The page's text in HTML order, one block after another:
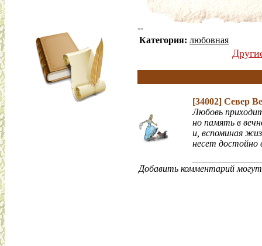
--
Категория: любовная
[34002] Север
Любовь
но память в
и, вспоминая
несет достойно
Добавить комментарий